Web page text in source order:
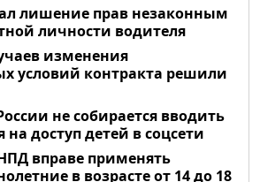
лишение прав незаконным
личности водителя
изменения
условий контракта решили
не собирается вводить
доступ детей в соцсети
вправе применять
в возрасте от 14 до 18